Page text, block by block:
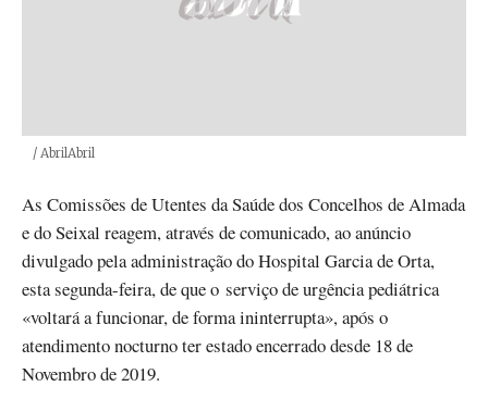
Créditos
/ AbrilAbril
As Comissões de Utentes da Saúde dos Concelhos de Almada
e do Seixal reagem, através de comunicado, ao anúncio
divulgado pela administração do Hospital Garcia de Orta,
esta segunda-feira, de que o serviço de urgência pediátrica
«voltará a funcionar, de forma ininterrupta», após o
atendimento nocturno ter estado encerrado desde 18 de
Novembro de 2019.